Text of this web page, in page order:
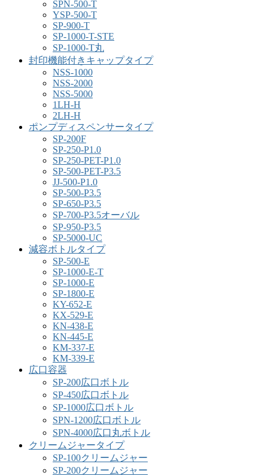
SPN-500-T
YSP-500-T
SP-900-T
SP-1000-T-STE
SP-1000-T丸
封印機能付きキャップタイプ
NSS-1000
NSS-2000
NSS-5000
1LH-H
2LH-H
ポンプディスペンサータイプ
SP-200F
SP-250-P1.0
SP-250-PET-P1.0
SP-500-PET-P3.5
JJ-500-P1.0
SP-500-P3.5
SP-650-P3.5
SP-700-P3.5オーバル
SP-950-P3.5
SP-5000-UC
減容ボトルタイプ
SP-500-E
SP-1000-E-T
SP-1000-E
SP-1800-E
KY-652-E
KX-529-E
KN-438-E
KN-445-E
KM-337-E
KM-339-E
広口容器
SP-200広口ボトル
SP-450広口ボトル
SP-1000広口ボトル
SPN-1200広口ボトル
SPN-4000広口丸ボトル
クリームジャータイプ
SP-100クリームジャー
SP-200クリームジャー